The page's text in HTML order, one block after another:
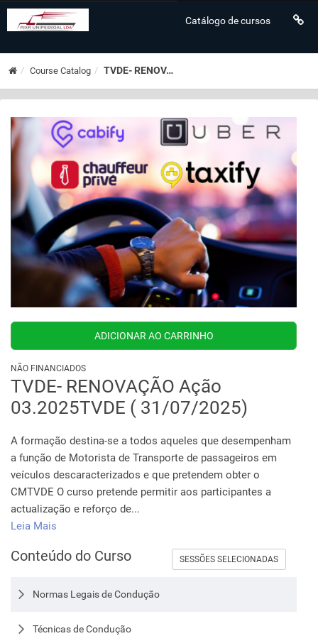
Catálogo de cursos
Course Catalog TVDE- RENOVAÇÃO Ação 03.2 ..
NÃO FINANCIADOS
TVDE- RENOVAÇÃO Ação
03.2025TVDE ( 31/07/2025)
A formação destina-se a todos aqueles que desempenham
a função de Motorista de Transporte de passageiros em
veículos descaracterizados e que pretendem obter o
CMTVDE O curso pretende permitir aos participantes a
actualização e reforço de...
Leia Mais
Conteúdo do Curso SESSÕES SELECIONADAS
Normas Legais de Condução
Técnicas de Condução